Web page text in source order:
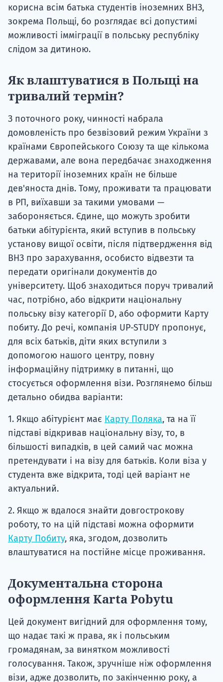
корисна всім батька студентів іноземних ВНЗ,
зокрема Польщі, бо розглядає всі допустимі
можливості імміграції в польську республіку
слідом за дитиною.
Як влаштуватися в Польщі на
тривалий термін?
З поточного року, чинності набрала
домовленість про безвізовий режим України з
країнами Європейського Союзу та ще кількома
державами, але вона передбачає знаходження
на території іноземних країн не більше
дев'яноста днів. Тому, проживати та працювати
в РП, виїхавши за такими умовами —
забороняється. Єдине, що можуть зробити
батьки абітурієнта, який вступив в польську
установу вищої освіти, після підтвердження від
ВНЗ про зарахування, особисто відвезти та
передати оригінали документів до
університету. Щоб знаходиться поруч тривалий
час, потрібно, або відкрити національну
польську візу категорії D, або оформити Карту
побиту. До речі, компанія UP-STUDY пропонує,
для всіх батьків, діти яких вступили з
допомогою нашого центру, повну
інформаційну підтримку в питанні, що
стосується оформлення візи. Розглянемо більш
детально обидва варіанти:
1. Якщо абітурієнт має Карту Поляка, та на її
підставі відкривав національну візу, то, в
більшості випадків, в цей самий час можна
претендувати і на візу для батьків. Коли віза у
студента вже відкрита, тоді цей варіант не
актуальний.
2. Якщо ж вдалося знайти довгострокову
роботу, то на цій підставі можна оформити
Карту Побиту, яка, згодом, дозволить
влаштуватися на постійне місце проживання.
Документальна сторона
оформлення Karta Pobytu
Цей документ вигідний для оформлення тому,
що надає такі ж права, як і польським
громадянам, за винятком можливості
голосування. Також, зручніше ніж оформлення
візи, адже дозволить, по закінченню року, а